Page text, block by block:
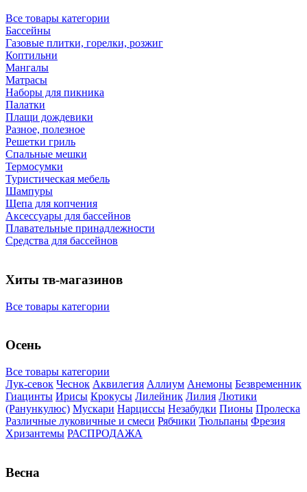
Все товары категории
Бассейны
Газовые плитки, горелки, розжиг
Коптильни
Мангалы
Матрасы
Наборы для пикника
Палатки
Плащи дождевики
Разное, полезное
Решетки гриль
Спальные мешки
Термосумки
Туристическая мебель
Шампуры
Щепа для копчения
Аксессуары для бассейнов
Плавательные принадлежности
Средства для бассейнов
Хиты тв-магазинов
Все товары категории
Осень
Все товары категории
Лук-севок Чеснок Аквилегия Аллиум Анемоны Безвременник
Гиацинты Ирисы Крокусы Лилейник Лилия Лютики
(Ранункулюс) Мускари Нарцисcы Незабудки Пионы Пролеска
Различные луковичные и смеси Рябчики Тюльпаны Фрезия
Хризантемы РАСПРОДАЖА
Весна